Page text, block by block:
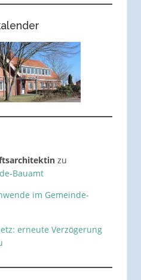
zu
Bauamt
im Gemeinde-
erneute Verzögerung